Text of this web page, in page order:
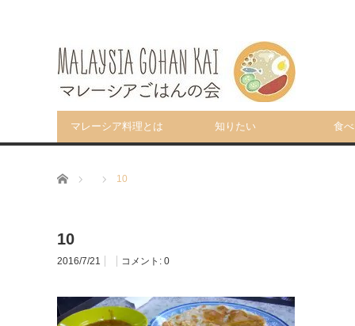
マレーシア料理とは 知りたい 食
ホーム 10
10
2016/7/21 コメント: 0